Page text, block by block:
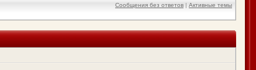
Сообщения без ответов | Активные темы